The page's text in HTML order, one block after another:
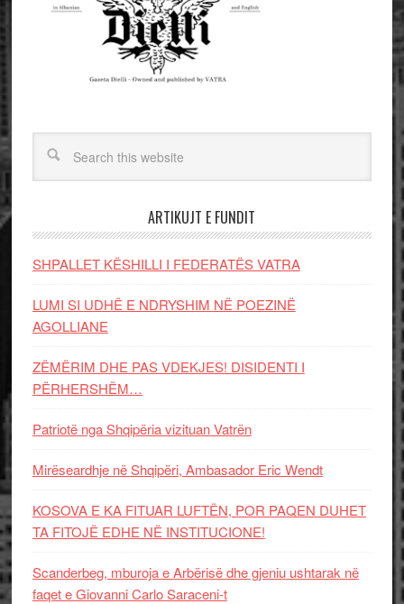
ARTIKUJT E FUNDIT
SHPALLET KËSHILLI I FEDERATËS VATRA
LUMI SI UDHË E NDRYSHIM NË POEZINË
AGOLLIANE
ZËMËRIM DHE PAS VDEKJES! DISIDENTI I
PËRHERSHËM…
Patriotë nga Shqipëria vizituan Vatrën
Mirëseardhje në Shqipëri, Ambasador Eric Wendt
KOSOVA E KA FITUAR LUFTËN, POR PAQEN DUHET
TA FITOJË EDHE NË INSTITUCIONE!
Scanderbeg, mburoja e Arbërisë dhe gjeniu ushtarak në
faqet e Giovanni Carlo Saraceni-t